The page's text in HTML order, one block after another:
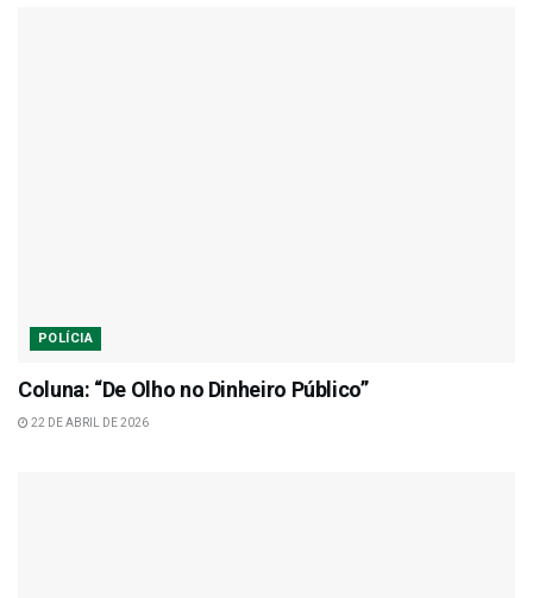
POLÍCIA
Coluna: “De Olho no Dinheiro Público”
22 DE ABRIL DE 2026